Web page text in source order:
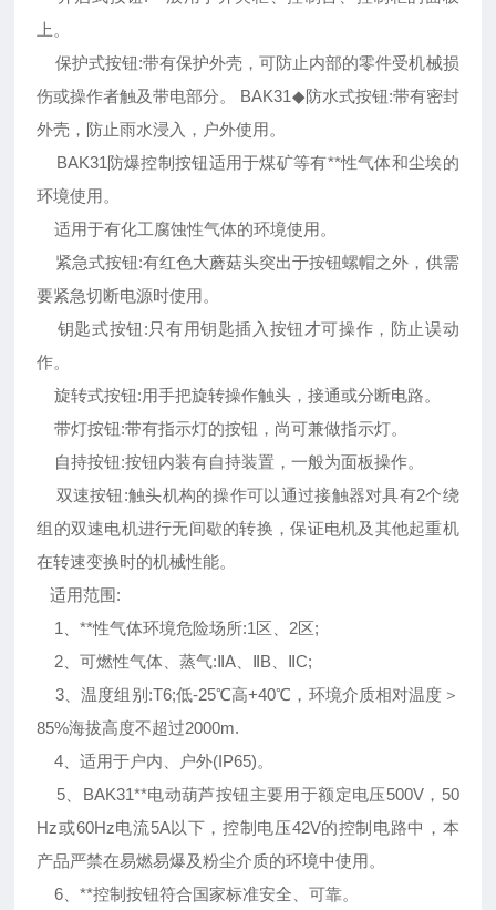
上。
保护式按钮:带有保护外壳，可防止内部的零件受机械损
伤或操作者触及带电部分。 BAK31◆防水式按钮:带有密封
外壳，防止雨水浸入，户外使用。
BAK31防爆控制按钮适用于煤矿等有**性气体和尘埃的
环境使用。
适用于有化工腐蚀性气体的环境使用。
紧急式按钮:有红色大蘑菇头突出于按钮螺帽之外，供需
要紧急切断电源时使用。
钥匙式按钮:只有用钥匙插入按钮才可操作，防止误动
作。
旋转式按钮:用手把旋转操作触头，接通或分断电路。
带灯按钮:带有指示灯的按钮，尚可兼做指示灯。
自持按钮:按钮内装有自持装置，一般为面板操作。
双速按钮:触头机构的操作可以通过接触器对具有2个绕
组的双速电机进行无间歇的转换，保证电机及其他起重机
在转速变换时的机械性能。
适用范围:
1、**性气体环境危险场所:1区、2区;
2、可燃性气体、蒸气:ⅡA、ⅡB、ⅡC;
3、温度组别:T6;低-25℃高+40℃，环境介质相对温度＞
85%海拔高度不超过2000m.
4、适用于户内、户外(IP65)。
5、BAK31**电动葫芦按钮主要用于额定电压500V，50
Hz或60Hz电流5A以下，控制电压42V的控制电路中，本
产品严禁在易燃易爆及粉尘介质的环境中使用。
6、**控制按钮符合国家标准安全、可靠。